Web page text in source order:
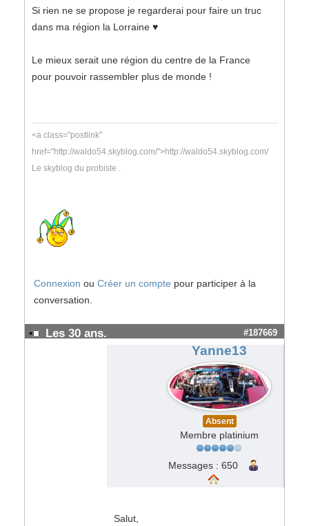
Si rien ne se propose je regarderai pour faire un truc
dans ma région la Lorraine ♥️
Le mieux serait une région du centre de la France
pour pouvoir rassembler plus de monde !
<a class="postlink"
href="http://waldo54.skyblog.com/">http://waldo54.skyblog.com/
Le skyblog du probiste .
Connexion ou Créer un compte pour participer à la
conversation.
Les 30 ans. #187669
Yanne13
Absent
Membre platinium
Messages : 650
Salut,